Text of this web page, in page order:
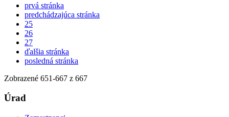
prvá stránka
predchádzajúca stránka
25
26
27
ďalšia stránka
posledná stránka
Zobrazené 651-667 z 667
Úrad